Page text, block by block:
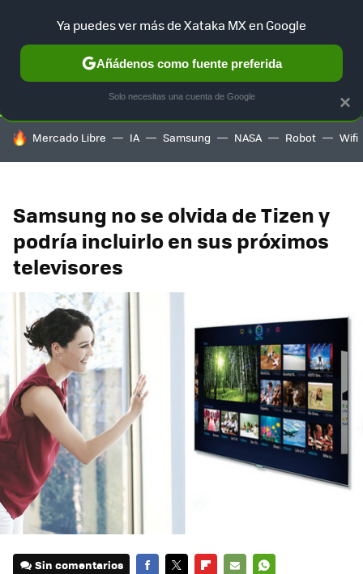
SELECCIÓN GAMING HOME AUTO TERRITORIO
HOY SE HABLA DE
Mercado Libre IA Samsung NASA Robot Wifi
Samsung no se olvida de Tizen y
podría incluirlo en sus próximos
televisores
Sin comentarios
×
Ya puedes ver más de Xataka MX en Google
Añádenos como fuente preferida
Solo necesitas una cuenta de Google